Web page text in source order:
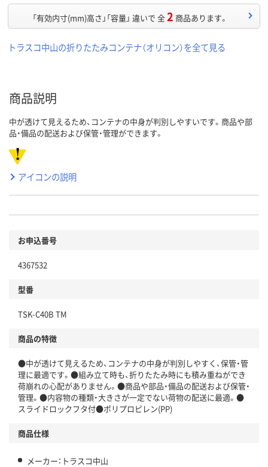
「有効内寸(mm)高さ」「容量」 違いで 全2 商品あります。
トラスコ中山の折りたたみコンテナ（オリコン）を全て見る
商品説明
中が透けて見えるため、コンテナの中身が判別しやすいです。商品や部
品・備品の配送および保管・管理ができます。
アイコンの説明
お申込番号
4367532
型番
TSK-C40B TM
商品の特徴
●中が透けて見えるため、コンテナの中身が判別しやすく、保管・管
理に最適です。●組み立て時も、折りたたみ時にも積み重ねができ
荷崩れの心配がありません。●商品や部品・備品の配送および保管・
管理。●内容物の種類・大きさが一定でない荷物の配送に最適。●
スライドロックフタ付●ポリプロピレン(PP)
商品仕様
メーカー：トラスコ中山